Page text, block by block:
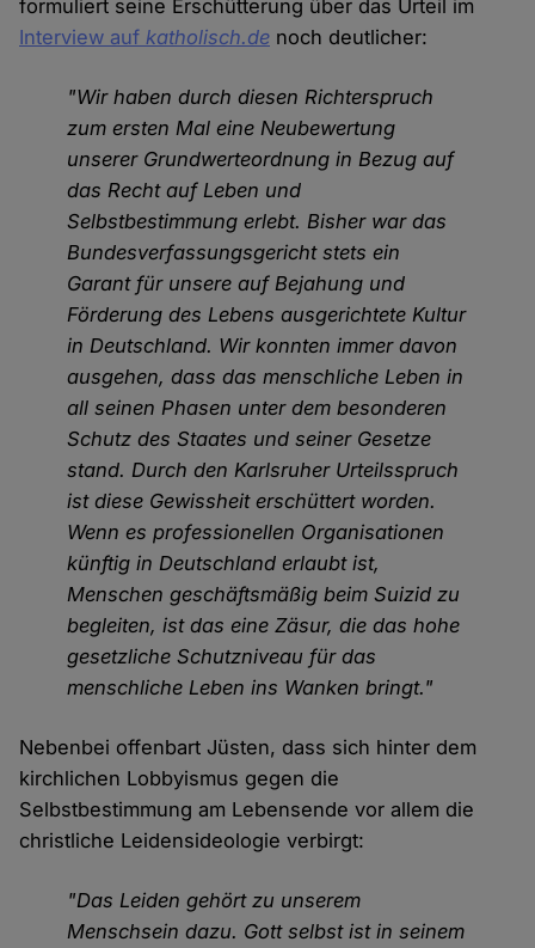
formuliert seine Erschütterung über das Urteil im
Interview aufkatholisch.de noch deutlicher:
"Wir haben durch diesen Richterspruch
zum ersten Mal eine Neubewertung
unserer Grundwerteordnung in Bezug auf
das Recht auf Leben und
Selbstbestimmung erlebt. Bisher war das
Bundesverfassungsgericht stets ein
Garant für unsere auf Bejahung und
Förderung des Lebens ausgerichtete Kultur
in Deutschland. Wir konnten immer davon
ausgehen, dass das menschliche Leben in
all seinen Phasen unter dem besonderen
Schutz des Staates und seiner Gesetze
stand. Durch den Karlsruher Urteilsspruch
ist diese Gewissheit erschüttert worden.
Wenn es professionellen Organisationen
künftig in Deutschland erlaubt ist,
Menschen geschäftsmäßig beim Suizid zu
begleiten, ist das eine Zäsur, die das hohe
gesetzliche Schutzniveau für das
menschliche Leben ins Wanken bringt."
Nebenbei offenbart Jüsten, dass sich hinter dem
kirchlichen Lobbyismus gegen die
Selbstbestimmung am Lebensende vor allem die
christliche Leidensideologie verbirgt:
"Das Leiden gehört zu unserem
Menschsein dazu. Gott selbst ist in seinem